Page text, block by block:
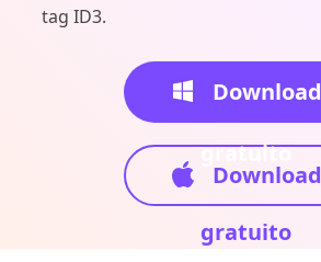
tag ID3.
Download
gratuito
Download
gratuito